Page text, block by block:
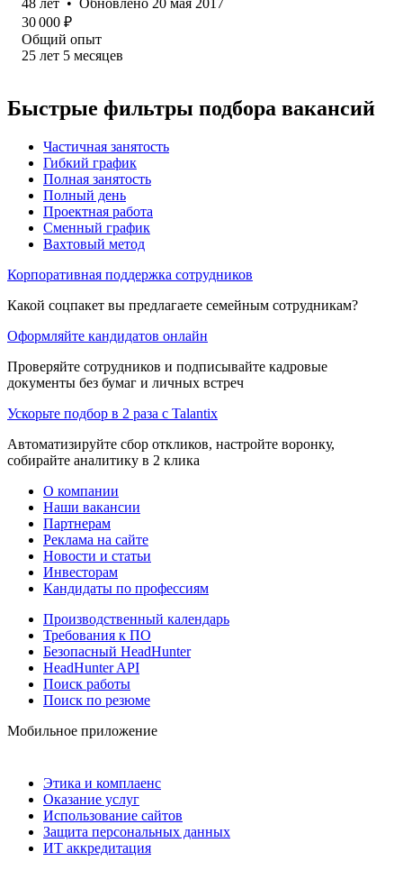
30 000 ₽
Общий опыт
25 лет 5 месяцев
Быстрые фильтры подбора вакансий
Частичная занятость
Гибкий график
Полная занятость
Полный день
Проектная работа
Сменный график
Вахтовый метод
Корпоративная поддержка сотрудников
Какой соцпакет вы предлагаете семейным сотрудникам?
Оформляйте кандидатов онлайн
Проверяйте сотрудников и подписывайте кадровые
документы без бумаг и личных встреч
Ускорьте подбор в 2 раза с Talantix
Автоматизируйте сбор откликов, настройте воронку,
собирайте аналитику в 2 клика
О компании
Наши вакансии
Партнерам
Реклама на сайте
Новости и статьи
Инвесторам
Кандидаты по профессиям
Производственный календарь
Требования к ПО
Безопасный HeadHunter
HeadHunter API
Поиск работы
Поиск по резюме
Мобильное приложение
Этика и комплаенс
Оказание услуг
Использование сайтов
Защита персональных данных
ИТ аккредитация